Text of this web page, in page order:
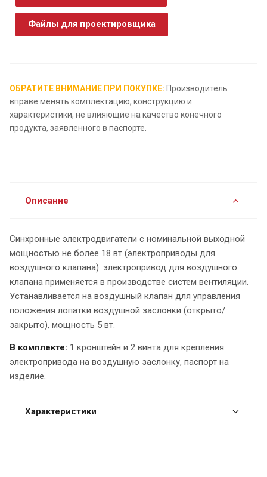
Файлы для проектировщика
ОБРАТИТЕ ВНИМАНИЕ ПРИ ПОКУПКЕ: Производитель
вправе менять комплектацию, конструкцию и
характеристики, не влияющие на качество конечного
продукта, заявленного в паспорте.
Описание
Синхронные электродвигатели с номинальной выходной
мощностью не более 18 вт (электроприводы для
воздушного клапана): электропривод для воздушного
клапана применяется в производстве систем вентиляции.
Устанавливается на воздушный клапан для управления
положения лопатки воздушной заслонки (открыто/
закрыто), мощность 5 вт.
В комплекте: 1 кронштейн и 2 винта для крепления
электропривода на воздушную заслонку, паспорт на
изделие.
Характеристики